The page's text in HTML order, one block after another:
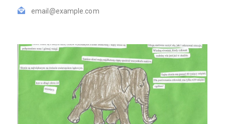
email@example.com